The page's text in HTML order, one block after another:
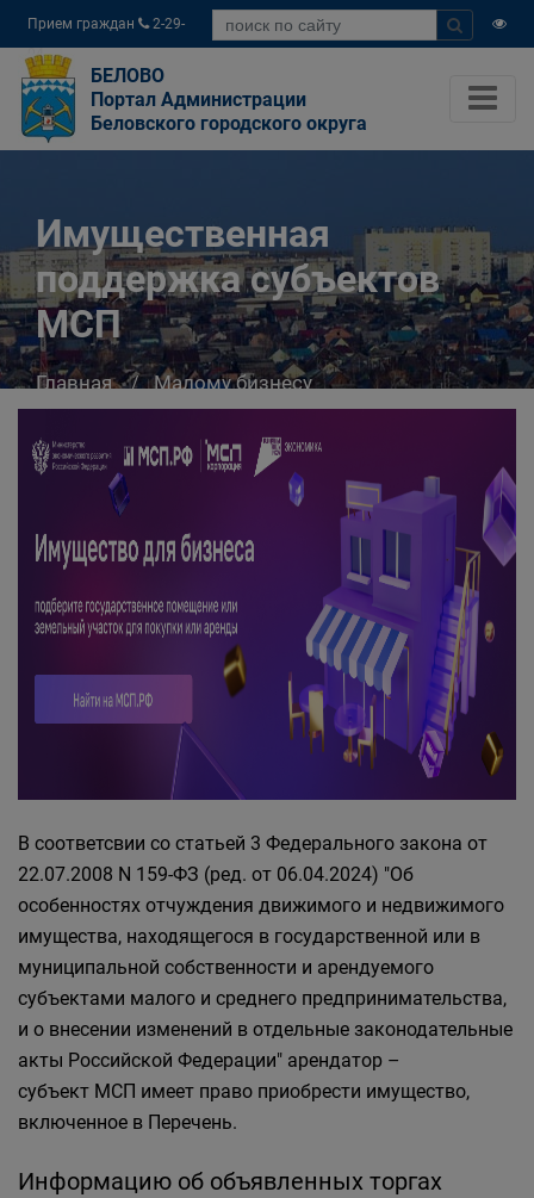
Прием граждан
2-29-
04
БЕЛОВО
Портал Администрации
Беловского городского округа
Имущественная
поддержка субъектов
МСП
Главная
Малому бизнесу
Имущественная поддержка субъектов МСП
В соответсвии со статьей 3 Федерального закона от
22.07.2008 N 159-ФЗ (ред. от 06.04.2024) "Об
особенностях отчуждения движимого и недвижимого
имущества, находящегося в государственной или в
муниципальной собственности и арендуемого
субъектами малого и среднего предпринимательства,
и о внесении изменений в отдельные законодательные
акты Российской Федерации" арендатор –
субъект МСП имеет право приобрести имущество,
включенное в Перечень.
Информацию об объявленных торгах